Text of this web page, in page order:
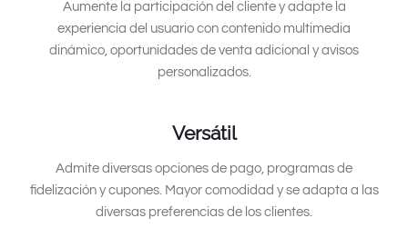
Aumente la participación del cliente y adapte la
experiencia del usuario con contenido multimedia
dinámico, oportunidades de venta adicional y avisos
personalizados.
Versátil
Admite diversas opciones de pago, programas de
fidelización y cupones. Mayor comodidad y se adapta a las
diversas preferencias de los clientes.